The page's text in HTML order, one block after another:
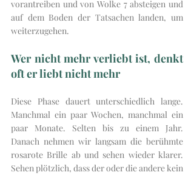
vorantreiben und von Wolke 7 absteigen und
auf dem Boden der Tatsachen landen, um
weiterzugehen.
Wer nicht mehr verliebt ist, denkt
oft er liebt nicht mehr
Diese Phase dauert unterschiedlich lange.
Manchmal ein paar Wochen, manchmal ein
paar Monate. Selten bis zu einem Jahr.
Danach nehmen wir langsam die berühmte
rosarote Brille ab und sehen wieder klarer.
Sehen plötzlich, dass der oder die andere kein